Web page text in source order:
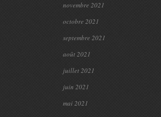
novembre 2021
octobre 2021
septembre 2021
août 2021
juillet 2021
juin 2021
mai 2021